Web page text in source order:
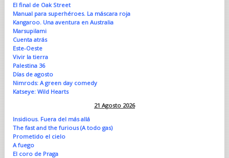
El final de Oak Street
Manual para superhéroes. La máscara roja
Kangaroo. Una aventura en Australia
Marsupilami
Cuenta atrás
Este-Oeste
Vivir la tierra
Palestina 36
Días de agosto
Nimrods: A green day comedy
Katseye: Wild Hearts
21 Agosto 2026
Insidious. Fuera del más allá
The fast and the furious (A todo gas)
Prometido el cielo
A fuego
El coro de Praga